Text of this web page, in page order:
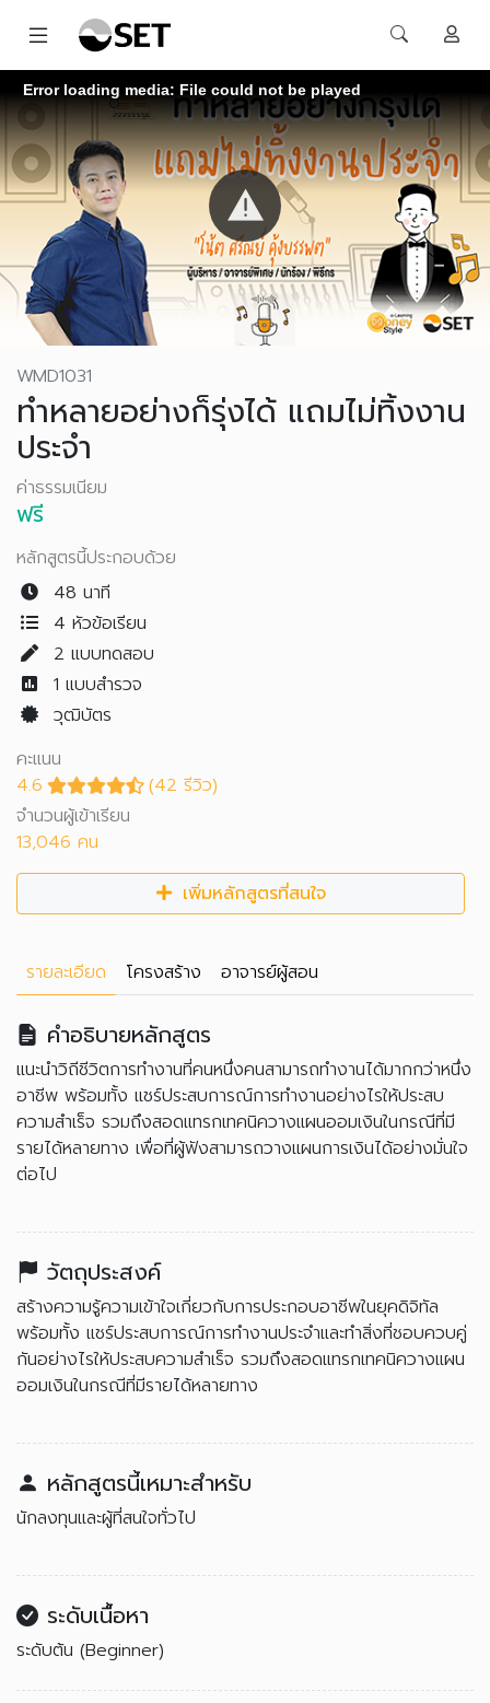
Error loading media: File could not be played
WMD1031
ทำหลายอย่างก็รุ่งได้ แถมไม่ทิ้งงาน
ประจำ
ค่าธรรมเนียม
ฟรี
หลักสูตรนี้ประกอบด้วย
48 นาที
4 หัวข้อเรียน
2 แบบทดสอบ
1 แบบสำรวจ
วุฒิบัตร
คะแนน
4.6
(42 รีวิว)
จำนวนผู้เข้าเรียน
13,046 คน
เพิ่มหลักสูตรที่สนใจ
รายละเอียด โครงสร้าง อาจารย์ผู้สอน
คำอธิบายหลักสูตร
แนะนำวิถีชีวิตการทำงานที่คนหนึ่งคนสามารถทำงานได้มากกว่าหนึ่ง
อาชีพ พร้อมทั้ง แชร์ประสบการณ์การทำงานอย่างไรให้ประสบ
ความสำเร็จ รวมถึงสอดแทรกเทคนิควางแผนออมเงินในกรณีที่มี
รายได้หลายทาง เพื่อที่ผู้ฟังสามารถวางแผนการเงินได้อย่างมั่นใจ
ต่อไป
วัตถุประสงค์
สร้างความรู้ความเข้าใจเกี่ยวกับการประกอบอาชีพในยุคดิจิทัล
พร้อมทั้ง แชร์ประสบการณ์การทำงานประจำและทำสิ่งที่ชอบควบคู่
กันอย่างไรให้ประสบความสำเร็จ รวมถึงสอดแทรกเทคนิควางแผน
ออมเงินในกรณีที่มีรายได้หลายทาง
หลักสูตรนี้เหมาะสำหรับ
นักลงทุนและผู้ที่สนใจทั่วไป
ระดับเนื้อหา
ระดับต้น (Beginner)